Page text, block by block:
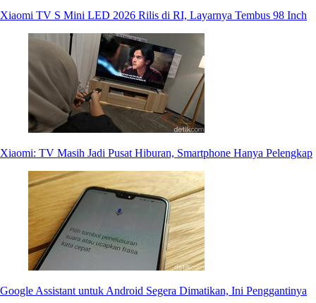
Xiaomi TV S Mini LED 2026 Rilis di RI, Layarnya Tembus 98 Inch
Xiaomi: TV Masih Jadi Pusat Hiburan, Smartphone Hanya Pelengkap
Google Assistant untuk Android Segera Dimatikan, Ini Penggantinya